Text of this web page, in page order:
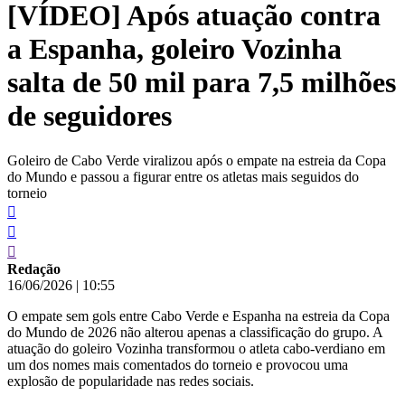
conteúdo
[VÍDEO] Após atuação contra
a Espanha, goleiro Vozinha
salta de 50 mil para 7,5 milhões
de seguidores
Goleiro de Cabo Verde viralizou após o empate na estreia da Copa
do Mundo e passou a figurar entre os atletas mais seguidos do
torneio
Redação
16/06/2026 | 10:55
O empate sem gols entre Cabo Verde e Espanha na estreia da Copa
do Mundo de 2026 não alterou apenas a classificação do grupo. A
atuação do goleiro Vozinha transformou o atleta cabo-verdiano em
um dos nomes mais comentados do torneio e provocou uma
explosão de popularidade nas redes sociais.